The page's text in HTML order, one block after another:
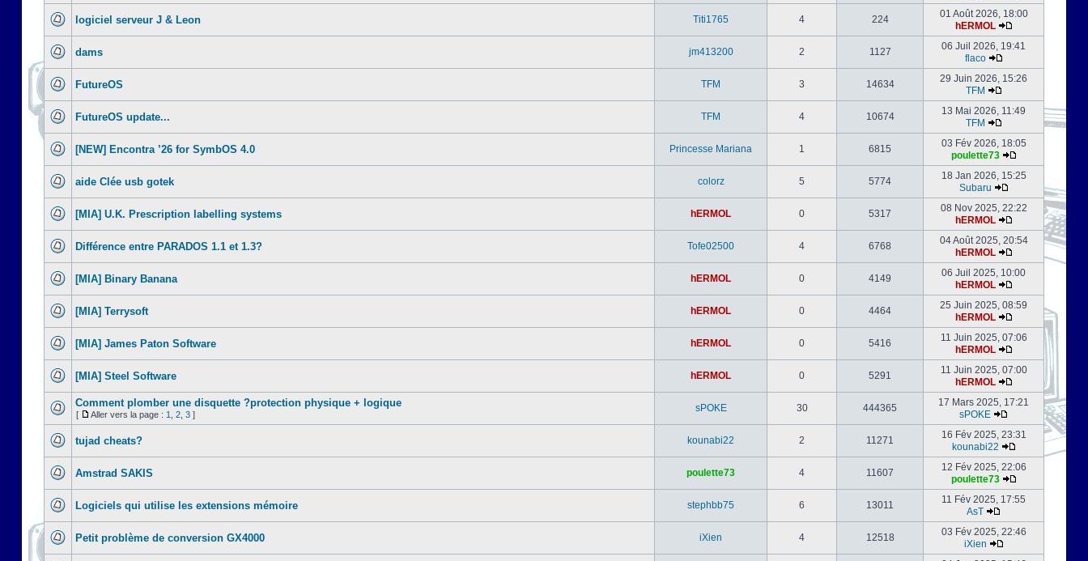
logiciel serveur J & Leon Titi1765 4 224
01 Août 2026, 18:00
hERMOL
dams jm413200 2 1127
06 Juil 2026, 19:41
flaco
FutureOS TFM 3 14634
29 Juin 2026, 15:26
TFM
FutureOS update... TFM 4 10674
13 Mai 2026, 11:49
TFM
[NEW] Encontra ’26 for SymbOS 4.0 Princesse Mariana 1 6815
03 Fév 2026, 18:05
poulette73
aide Clée usb gotek colorz 5 5774
18 Jan 2026, 15:25
Subaru
[MIA] U.K. Prescription labelling systems hERMOL 0 5317
08 Nov 2025, 22:22
hERMOL
Différence entre PARADOS 1.1 et 1.3? Tofe02500 4 6768
04 Août 2025, 20:54
hERMOL
[MIA] Binary Banana hERMOL 0 4149
06 Juil 2025, 10:00
hERMOL
[MIA] Terrysoft hERMOL 0 4464
25 Juin 2025, 08:59
hERMOL
[MIA] James Paton Software hERMOL 0 5416
11 Juin 2025, 07:06
hERMOL
[MIA] Steel Software hERMOL 0 5291
11 Juin 2025, 07:00
hERMOL
Comment plomber une disquette ?protection physique + logique
[ Aller vers la page : 1 2 3 ]
sPOKE 30 444365
17 Mars 2025, 17:21
sPOKE
tujad cheats? kounabi22 2 11271
16 Fév 2025, 23:31
kounabi22
Amstrad SAKIS poulette73 4 11607
12 Fév 2025, 22:06
poulette73
Logiciels qui utilise les extensions mémoire stephbb75 6 13011
11 Fév 2025, 17:55
AsT
Petit problème de conversion GX4000 iXien 4 12518
03 Fév 2025, 22:46
iXien